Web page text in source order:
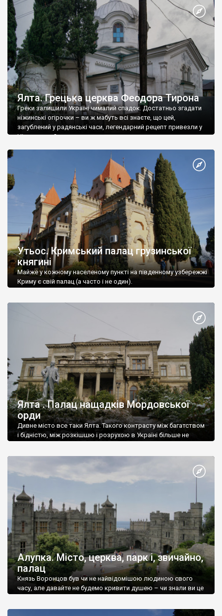
Ялта. Грецька церква Феодора Тирона
Греки залишили Україні чималий спадок. Достатньо згадати
ніжинські огірочки – ви ж мабуть всі знаєте, що цей,
загублений у радянські часи, легендарний рецепт привезли у
Ніжин греки?
Утьос. Кримський палац грузинської
княгині
Майже у кожному населеному пункті на південному узбережжі
Криму є свій палац (а часто і не один).
Ялта . Палац нащадків Мордовської
орди
Дивне місто все таки Ялта. Такого контрасту між багатством
і бідністю, між розкішшю і розрухою в Україні більше не
Алупка. Місто, церква, парк і, звичайно,
палац
Князь Воронцов був чи не найвідомішою людиною свого
часу, але давайте не будемо кривити душею – чи знали ви це